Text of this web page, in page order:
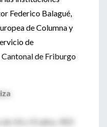
Federico Balagué,
de Columna y
de
de Friburgo
14 y 15 años, 903